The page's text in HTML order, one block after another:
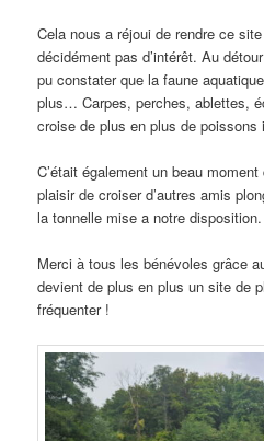
Cela nous a réjoui de rendre ce
décidément pas d’intérêt. Au
pu constater que la faune
plus… Carpes, perches, ablettes,
croise de plus en plus de poissons
C’était également un beau
plaisir de croiser d’autres amis
la tonnelle mise a notre disposition.
Merci à tous les bénévoles grâce
devient de plus en plus un site de
fréquenter !